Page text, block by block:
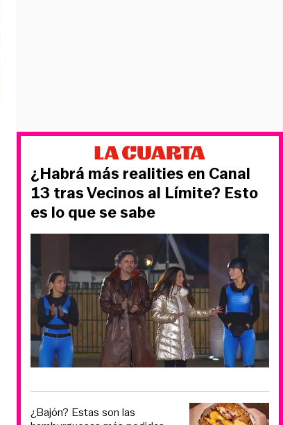
¿Habrá más realities en Canal
13 tras Vecinos al Límite? Esto
es lo que se sabe
¿Bajón? Estas son las